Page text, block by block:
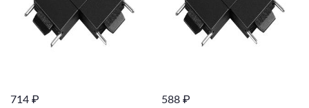
714 ₽
588 ₽